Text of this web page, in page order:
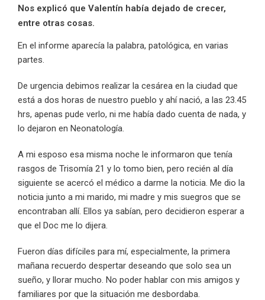
Nos explicó que Valentín había dejado de crecer,
entre otras cosas.
En el informe aparecía la palabra, patológica, en varias
partes.
De urgencia debimos realizar la cesárea en la ciudad que
está a dos horas de nuestro pueblo y ahí nació, a las 23.45
hrs, apenas pude verlo, ni me había dado cuenta de nada, y
lo dejaron en Neonatología.
A mi esposo esa misma noche le informaron que tenía
rasgos de Trisomía 21 y lo tomo bien, pero recién al día
siguiente se acercó el médico a darme la noticia. Me dio la
noticia junto a mi marido, mi madre y mis suegros que se
encontraban allí. Ellos ya sabían, pero decidieron esperar a
que el Doc me lo dijera.
Fueron días difíciles para mí, especialmente, la primera
mañana recuerdo despertar deseando que solo sea un
sueño, y llorar mucho. No poder hablar con mis amigos y
familiares por que la situación me desbordaba.